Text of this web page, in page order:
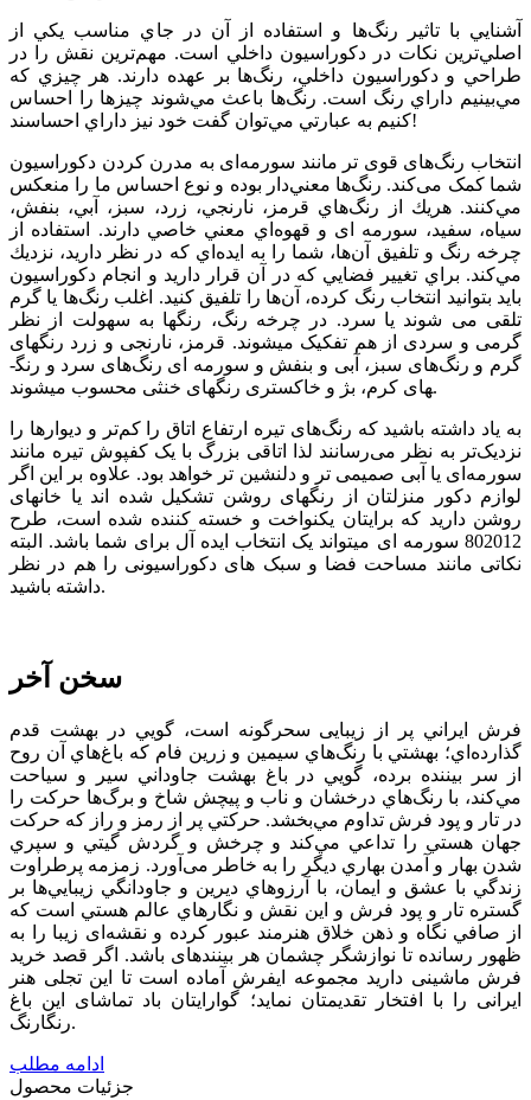
آشنايي با تاثير رنگ‌ها و استفاده از آن‌ در جاي مناسب يكي از
اصلي‌ترين نكات در دكوراسيون داخلي است. مهم‌ترين نقش را در
طراحي و دكوراسيون داخلي، رنگ‌ها بر عهده دارند. هر چيزي كه
مي‌بينيم داراي رنگ است. رنگ‌ها باعث مي‌شوند چيزها را احساس
كنيم به عبارتي مي‌توان گفت خود نيز داراي احساسند!
انتخاب رنگ‌های قوی تر مانند سورمه‌ای به مدرن کردن دکوراسیون
شما کمک می‌کند. رنگ‌ها معني‌دار بوده و نوع احساس ما را منعكس
مي‌كنند. هريك از رنگ‌هاي قرمز، نارنجي، زرد، سبز، آبي، بنفش،
سياه، سفيد، سورمه ­ای و قهوه‌اي معني خاصي دارند. استفاده از
چرخه رنگ و تلفيق آن‌ها، شما را به ايده‌اي كه در نظر داريد، نزديك
مي‌كند. براي تغيير فضايي كه در آن قرار داريد و انجام دكوراسيون
بايد بتوانيد انتخاب رنگ كرده، آن‌ها را تلفيق كنيد. اغلب رنگ‌ها يا گرم
تلقی می شوند يا سرد. در چرخه رنگ، رنگ­ها به سهولت از نظر
گرمی و سردی از هم تفکيک میشوند. قرمز، نارنجی و زرد رنگ­های
گرم و رنگ‌های سبز، آبی و بنفش و سورمه­ ای رنگ‌های سرد و رنگ­
های کرم، بژ و خاکستری رنگ­های خنثی محسوب می­شوند.
به یاد داشته باشید كه رنگ‌های تیره ارتفاع اتاق را كم‌تر و دیوارها را
نزدیک‌تر به نظر می‌رسانند لذا اتاقی بزرگ با يک کفپوش تيره مانند
سورمه‌ای یا آبی صميمی تر و دلنشين تر خواهد بود. علاوه بر این اگر
لوازم دکور منزلتان از رنگ­های روشن تشکیل شده ­اند یا خانه­ای
روشن دارید که برای­تان یکنواخت و خسته کننده شده است، طرح
802012 سورمه ای میتواند یک انتخاب ایده آل برای شما باشد. البته
نکاتی مانند مساحت فضا و سبک های دکوراسیونی را هم در نظر
داشته باشید.
سخن آخر
فرش ايراني پر از زيبایی سحرگونه است، گويي در بهشت قدم
گذارده‌اي؛ بهشتي با رنگ‌هاي سيمين و زرين فام كه باغ‌هاي آن روح
از سر بيننده برده، ‌گويي در باغ بهشت جاوداني سير و سياحت
مي‌كند، با رنگ‌هاي درخشان و ناب و پیچش شاخ و برگ‌ها حركت را
در تار و پود فرش تداوم مي‌بخشد. حركتي پر از رمز و راز كه حركت
جهان هستي را تداعي مي‌كند و چرخش و گردش گيتي و سپري
شدن بهار و آمدن بهاري ديگر را به خاطر می‌آورد. زمزمه پرطراوت
زندگي با عشق و ايمان، با آرزوهاي ديرين و جاودانگي زيبايي‌ها بر
گستره تار و پود فرش و اين نقش و نگارهاي عالم هستي است كه
از صافي نگاه و ذهن خلاق هنرمند عبور كرده و نقشه‌ای زیبا را به
ظهور رسانده تا نوازشگر چشمان هر بیننده­ای باشد. اگر قصد خرید
فرش ماشینی دارید مجموعه ایفرش آماده است تا این تجلی هنر
ایرانی را با افتخار تقدیمتان نماید؛ گوارایتان باد تماشای این باغ
رنگارنگ.
ادامه مطلب
جزئیات محصول